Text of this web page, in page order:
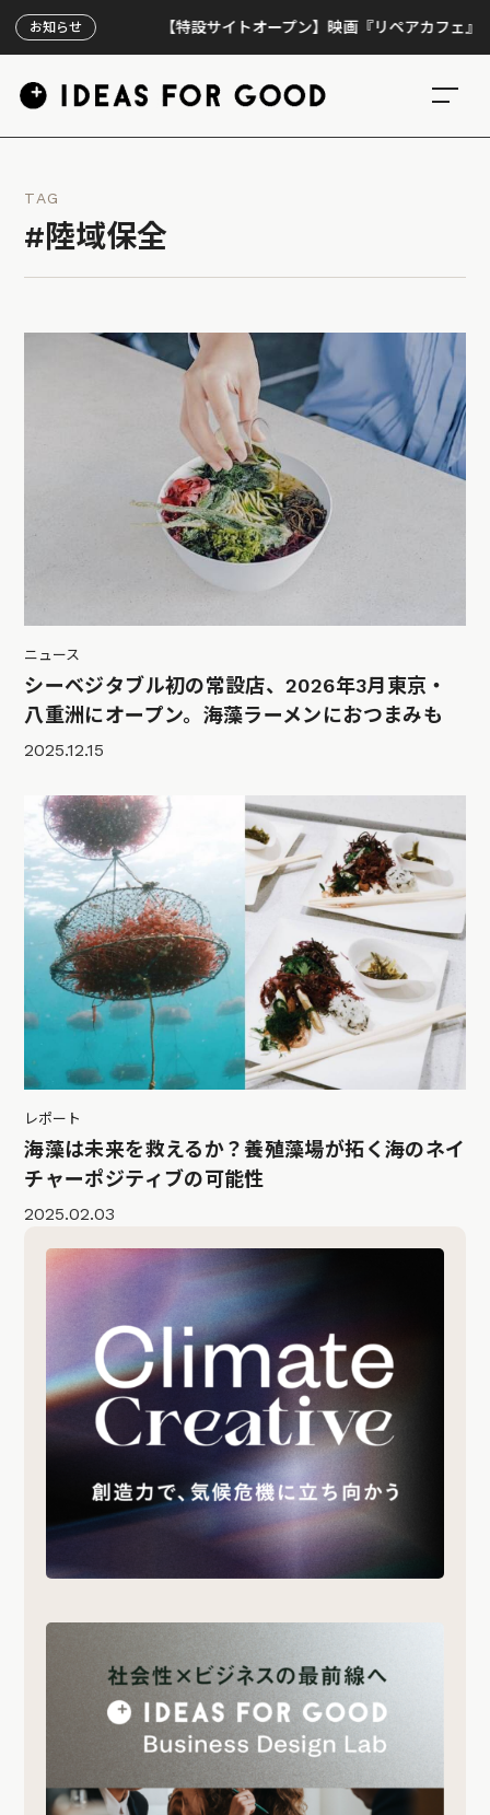
お知らせ 【特設サイトオープン】映画『リペアカフェ』、上映
TAG
#陸域保全
ニュース
シーベジタブル初の常設店、2026年3月東京・
八重洲にオープン。海藻ラーメンにおつまみも
2025.12.15
レポート
海藻は未来を救えるか？養殖藻場が拓く海のネイ
チャーポジティブの可能性
2025.02.03